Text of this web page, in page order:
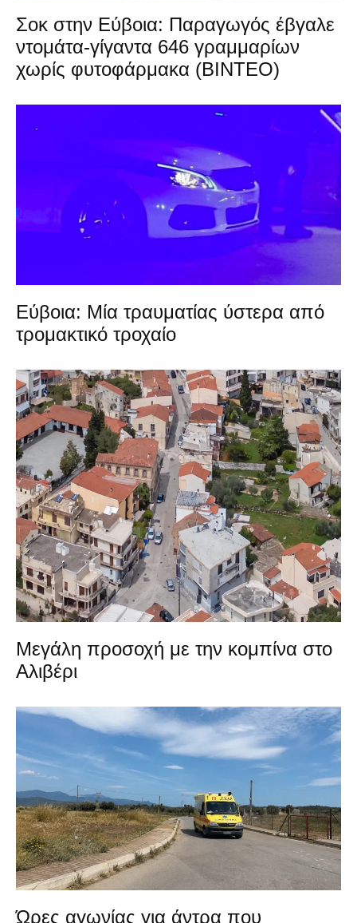
Σοκ στην Εύβοια: Παραγωγός έβγαλε
ντομάτα-γίγαντα 646 γραμμαρίων
χωρίς φυτοφάρμακα (ΒΙΝΤΕΟ)
Εύβοια: Μία τραυματίας ύστερα από
τρομακτικό τροχαίο
Μεγάλη προσοχή με την κομπίνα στο
Αλιβέρι
Ώρες αγωνίας για άντρα που